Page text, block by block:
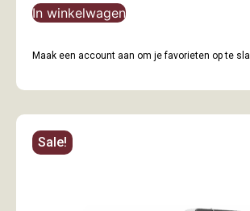
In winkelwagen
Maak een account aan om je favorieten op te
Sale!